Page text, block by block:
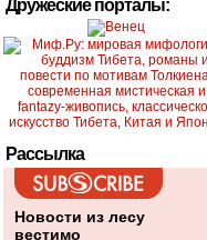
Дружеские порталы:
Рассылка
Новости из лесу
вестимо